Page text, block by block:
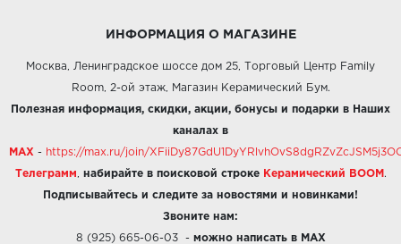
ИНФОРМАЦИЯ О МАГАЗИНЕ
Москва, Ленинградское шоссе дом 25, Торговый Центр Family
Room, 2-ой этаж, Магазин Керамический Бум.
Полезная информация, скидки, акции, бонусы и подарки в Наших
каналах в
MAX - https://max.ru/join/
Телеграмм набирайте в поисковой строке Керамический BOOM .
Подписывайтесь и следите за новостями и новинками!
Звоните нам:
8 (925) 665-06-03- можно написать в MAX